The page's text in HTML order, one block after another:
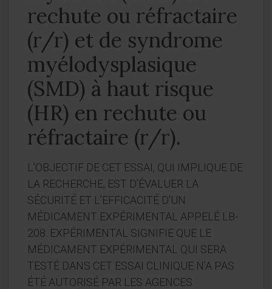
rechute ou réfractaire
(r/r) et de syndrome
myélodysplasique
(SMD) à haut risque
(HR) en rechute ou
réfractaire (r/r).
L’OBJECTIF DE CET ESSAI, QUI IMPLIQUE DE
LA RECHERCHE, EST D’ÉVALUER LA
SÉCURITÉ ET L’EFFICACITÉ D’UN
MÉDICAMENT EXPÉRIMENTAL APPELÉ LB-
208. EXPÉRIMENTAL SIGNIFIE QUE LE
MÉDICAMENT EXPÉRIMENTAL QUI SERA
TESTÉ DANS CET ESSAI CLINIQUE N’A PAS
ÉTÉ AUTORISÉ PAR LES AGENCES